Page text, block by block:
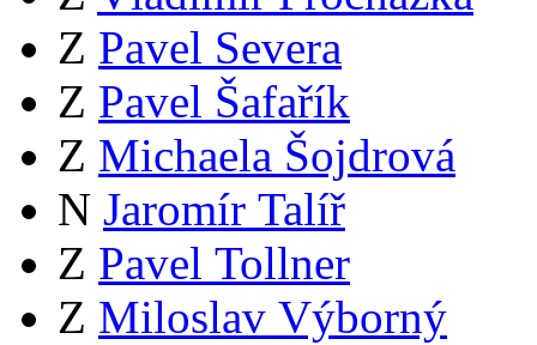
Z Pavel Severa
Z Pavel Šafařík
Z Michaela Šojdrová
N Jaromír Talíř
Z Pavel Tollner
Z Miloslav Výborný